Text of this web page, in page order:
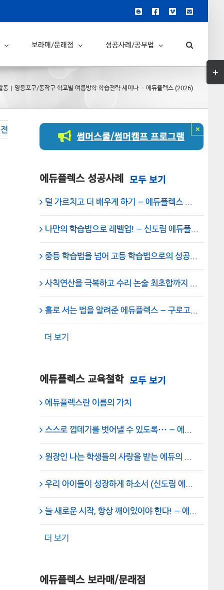
BloggerFacebook
Vimeo이
보라매/문래점 성공사례/공부법
동 영등포구/동작구 학교별 여름방학 학습전략 세미나 – 에듀플렉스 (2026)
썸머스쿨/썸머캠프 프로그램
×
에듀플렉스 성공사례
덜 가르치고 더 배우게 하기 – 에듀플렉스 보라매 학원
나만의 학습법으로 레벨업! – 신도림 에듀플렉스 영림중2 신수인 학생 담임 매니저
중등 학습법을 넘어 고등 학습법으로의 성공적 전환 – 에듀플렉스 신도림 학원
사칙연산을 극복하고 수리 논술 최초합까지 – 신도림고 3학년 이승준 학생 – 에듀플렉스 신도림
홀로 서는 법을 알려준 에듀플렉스 – 구로고 신O인 학생 – 에듀플렉스 신도림
더 보기
에듀플렉스 교육철학
에듀플렉스란 이름의 가치
스스로 껍데기를 벗어낼 수 있도록… – 에듀플렉스 신도림 대표원장 채석
원장인 나는 학생들의 사랑을 받는 에듀의 학주! – 에듀플렉스 신도림 학원
우리 아이들이 성장하게 하소서 (신도림 에듀플렉스) – 원장의 기도
늘 새로운 시작, 항상 깨어있어야 한다! – 에듀플렉스 신도림 학원
더 보기
에듀플렉스 보라매/문래점